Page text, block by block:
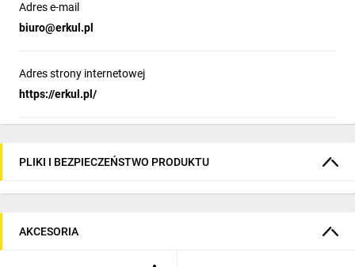
Adres e-mail
biuro@erkul.pl
Adres strony internetowej
https://erkul.pl/
PLIKI I BEZPIECZEŃSTWO PRODUKTU
AKCESORIA